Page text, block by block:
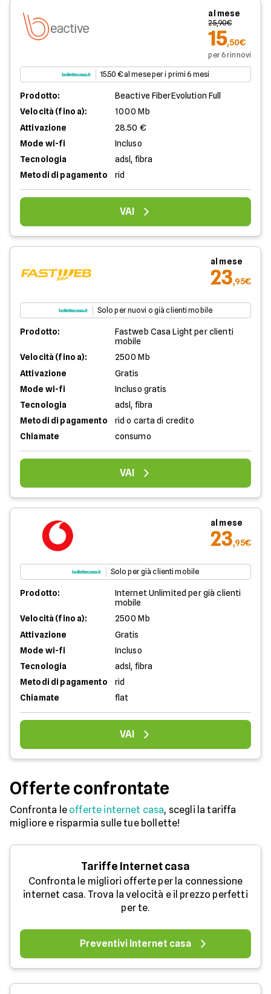
al mese
25,90€
15,50€
per 6 rinnovi
15.50 € al mese per i primi 6 mesi
Prodotto:
Beactive FiberEvolution Full
Velocità (fino a):
1000 Mb
Attivazione
28.50 €
Mode wi-fi
Incluso
Tecnologia
adsl, fibra
Metodi di pagamento
rid
VAI
al mese
23,95€
Solo per nuovi o già clienti mobile
Prodotto:
Fastweb Casa Light per clienti
mobile
Velocità (fino a):
2500 Mb
Attivazione
Gratis
Mode wi-fi
Incluso gratis
Tecnologia
adsl, fibra
Metodi di pagamento
rid o carta di credito
Chiamate
consumo
VAI
al mese
23,95€
Solo per già clienti mobile
Prodotto:
Internet Unlimited per già clienti
mobile
Velocità (fino a):
2500 Mb
Attivazione
Gratis
Mode wi-fi
Incluso
Tecnologia
adsl, fibra
Metodi di pagamento
rid
Chiamate
flat
VAI
Offerte confrontate
Confronta le offerte internet casa, scegli la tariffa
migliore e risparmia sulle tue bollette!
Tariffe Internet casa
Confronta le migliori offerte per la connessione
internet casa. Trova la velocità e il prezzo perfetti
per te.
Preventivi Internet casa